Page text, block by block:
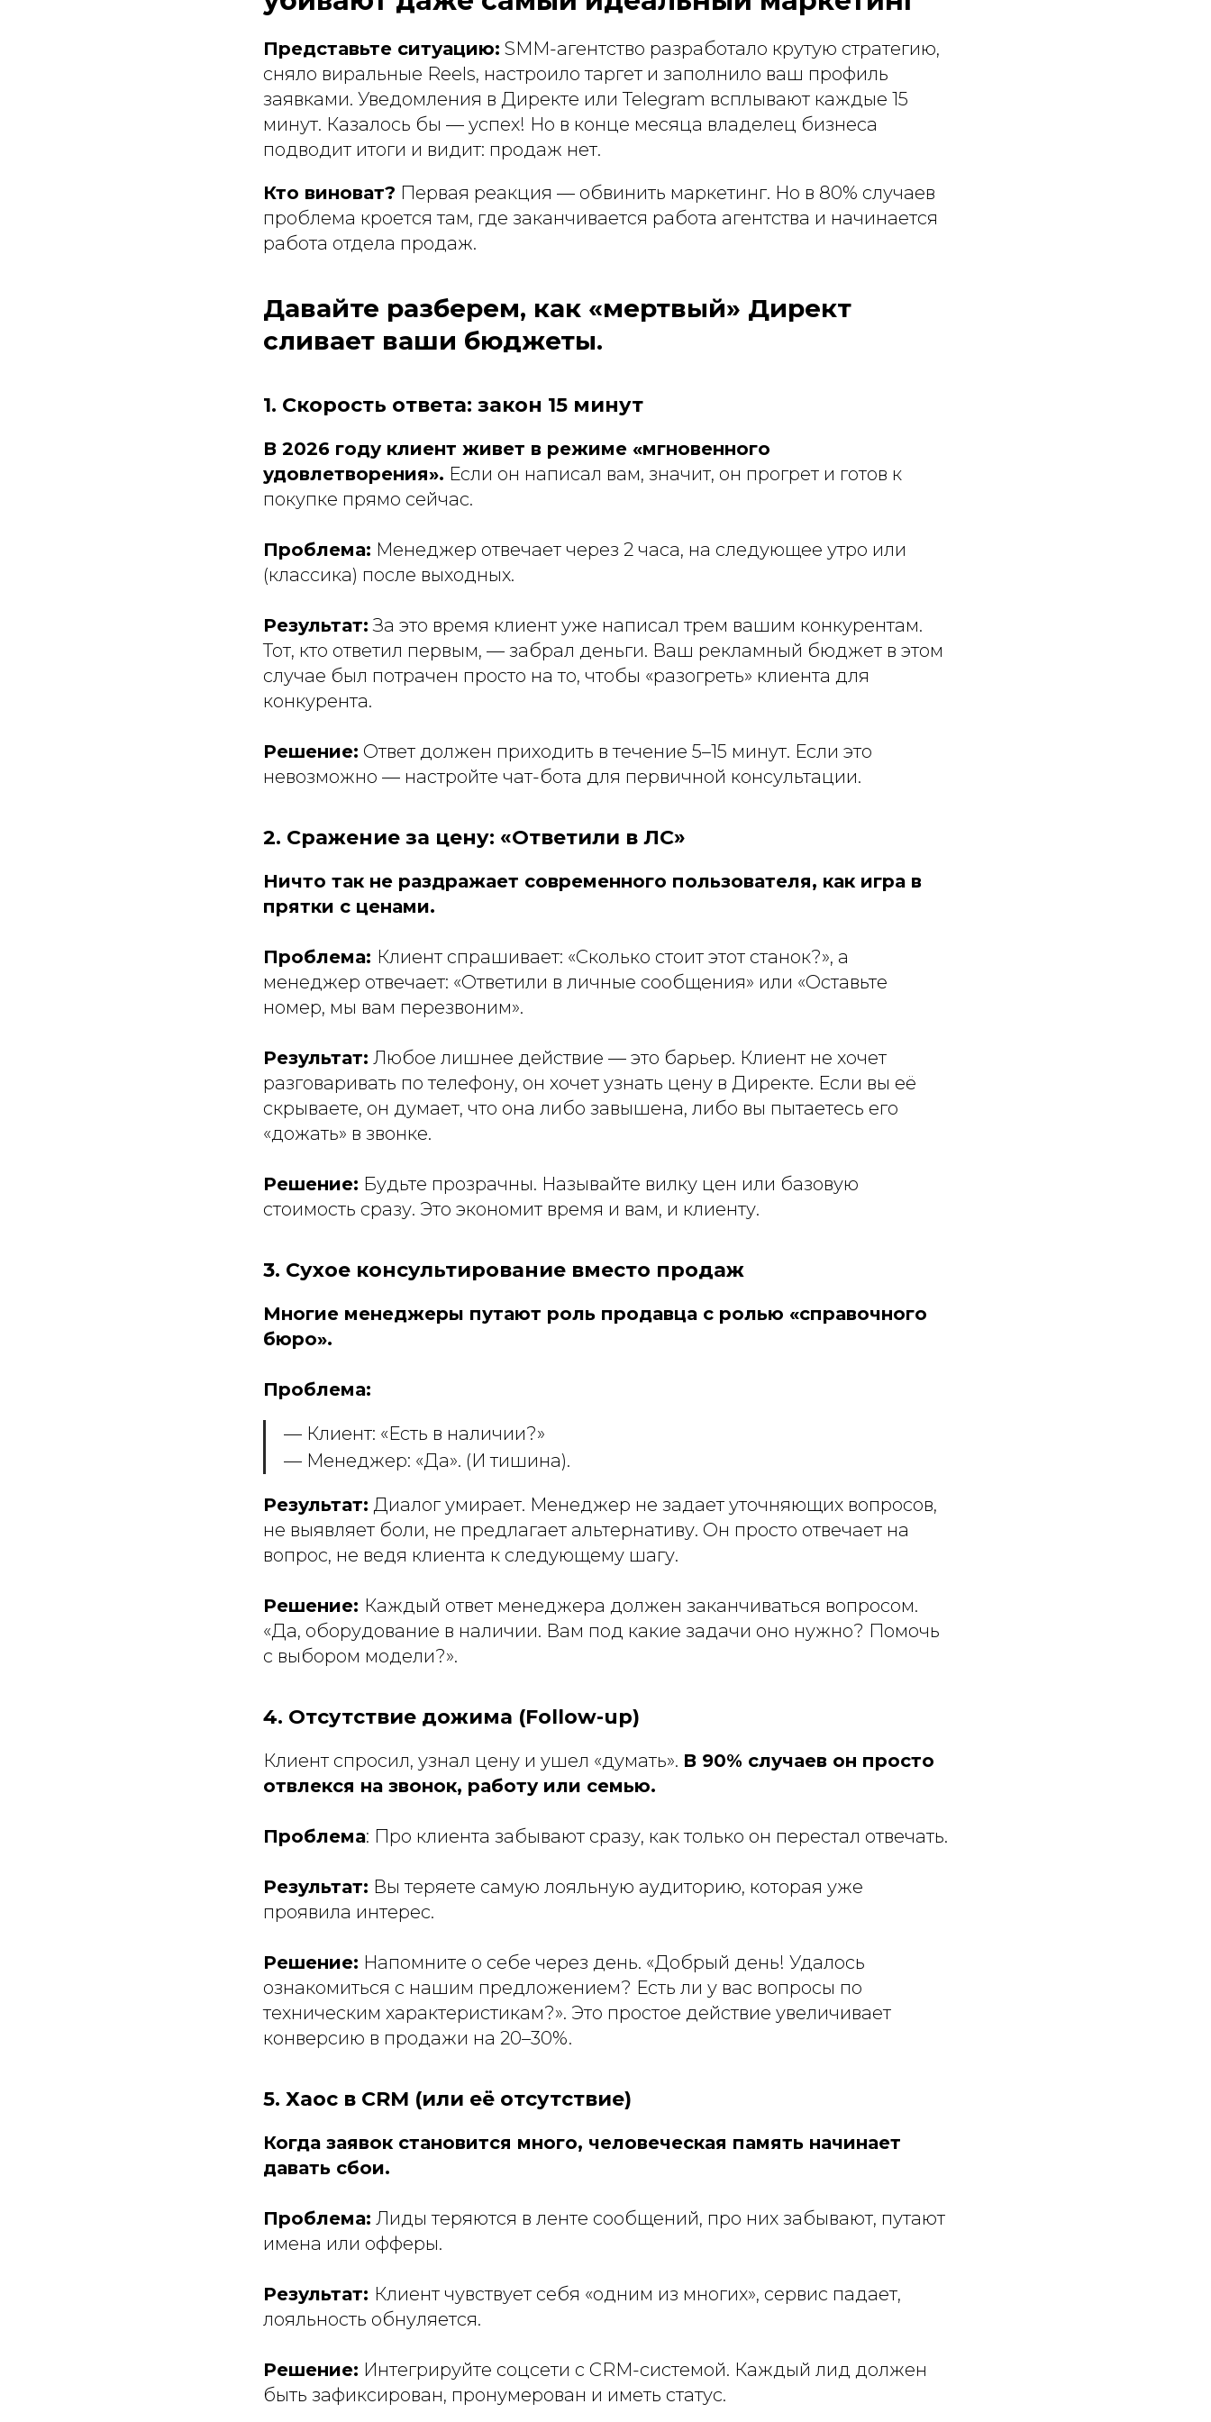
Представьте ситуацию: SMM-агентство разработало крутую стратегию,
сняло виральные Reels, настроило таргет и заполнило ваш профиль
заявками. Уведомления в Директе или Telegram всплывают каждые 15
минут. Казалось бы — успех! Но в конце месяца владелец бизнеса
подводит итоги и видит: продаж нет.
Кто виноват? Первая реакция — обвинить маркетинг. Но в 80% случаев
проблема кроется там, где заканчивается работа агентства и начинается
работа отдела продаж.
Давайте разберем, как «мертвый» Директ
сливает ваши бюджеты.
1. Скорость ответа: закон 15 минут
В 2026 году клиент живет в режиме «мгновенного
удовлетворения». Если он написал вам, значит, он прогрет и готов к
покупке прямо сейчас.
Проблема: Менеджер отвечает через 2 часа, на следующее утро или
(классика) после выходных.
Результат: За это время клиент уже написал трем вашим конкурентам.
Тот, кто ответил первым, — забрал деньги. Ваш рекламный бюджет в этом
случае был потрачен просто на то, чтобы «разогреть» клиента для
конкурента.
Решение: Ответ должен приходить в течение 5–15 минут. Если это
невозможно — настройте чат-бота для первичной консультации.
2. Сражение за цену: «Ответили в ЛС»
Ничто так не раздражает современного пользователя, как игра в
прятки с ценами.
Проблема: Клиент спрашивает: «Сколько стоит этот станок?», а
менеджер отвечает: «Ответили в личные сообщения» или «Оставьте
номер, мы вам перезвоним».
Результат: Любое лишнее действие — это барьер. Клиент не хочет
разговаривать по телефону, он хочет узнать цену в Директе. Если вы её
скрываете, он думает, что она либо завышена, либо вы пытаетесь его
«дожать» в звонке.
Решение: Будьте прозрачны. Называйте вилку цен или базовую
стоимость сразу. Это экономит время и вам, и клиенту.
3. Сухое консультирование вместо продаж
Многие менеджеры путают роль продавца с ролью «справочного
бюро».
Проблема:
— Клиент: «Есть в наличии?»
— Менеджер: «Да». (И тишина).
Результат: Диалог умирает. Менеджер не задает уточняющих вопросов,
не выявляет боли, не предлагает альтернативу. Он просто отвечает на
вопрос, не ведя клиента к следующему шагу.
Решение: Каждый ответ менеджера должен заканчиваться вопросом.
«Да, оборудование в наличии. Вам под какие задачи оно нужно? Помочь
с выбором модели?».
4. Отсутствие дожима (Follow-up)
Клиент спросил, узнал цену и ушел «думать». В 90% случаев он просто
отвлекся на звонок, работу или семью.
Проблема: Про клиента забывают сразу, как только он перестал отвечать.
Результат: Вы теряете самую лояльную аудиторию, которая уже
проявила интерес.
Решение: Напомните о себе через день. «Добрый день! Удалось
ознакомиться с нашим предложением? Есть ли у вас вопросы по
техническим характеристикам?». Это простое действие увеличивает
конверсию в продажи на 20–30%.
5. Хаос в CRM (или её отсутствие)
Когда заявок становится много, человеческая память начинает
давать сбои.
Проблема: Лиды теряются в ленте сообщений, про них забывают, путают
имена или офферы.
Результат: Клиент чувствует себя «одним из многих», сервис падает,
лояльность обнуляется.
Решение: Интегрируйте соцсети с CRM-системой. Каждый лид должен
быть зафиксирован, пронумерован и иметь статус.